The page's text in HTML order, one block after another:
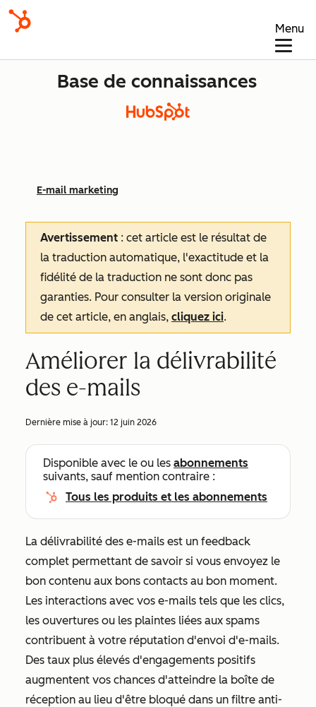
Menu
Base de connaissances
E-mail marketing
Avertissement : cet article est le résultat de
la traduction automatique, l'exactitude et la
fidélité de la traduction ne sont donc pas
garanties. Pour consulter la version originale
de cet article, en anglais, cliquez ici.
Améliorer la délivrabilité
des e-mails
Dernière mise à jour: 12 juin 2026
Disponible avec le ou les abonnements
suivants, sauf mention contraire :
Tous les produits et les abonnements
La délivrabilité des e-mails est un feedback
complet permettant de savoir si vous envoyez le
bon contenu aux bons contacts au bon moment.
Les interactions avec vos e-mails tels que les clics,
les ouvertures ou les plaintes liées aux spams
contribuent à votre réputation d'envoi d'e-mails.
Des taux plus élevés d'engagements positifs
augmentent vos chances d'atteindre la boîte de
réception au lieu d'être bloqué dans un filtre anti-